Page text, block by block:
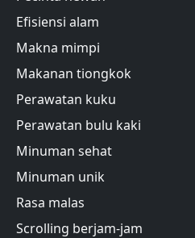
Efisiensi alam
Makna mimpi
Makanan tiongkok
Perawatan kuku
Perawatan bulu kaki
Minuman sehat
Minuman unik
Rasa malas
Scrolling berjam-jam